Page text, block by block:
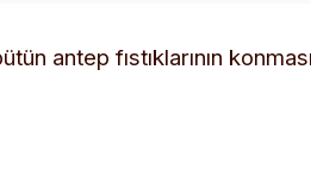
antep fıstıklarının